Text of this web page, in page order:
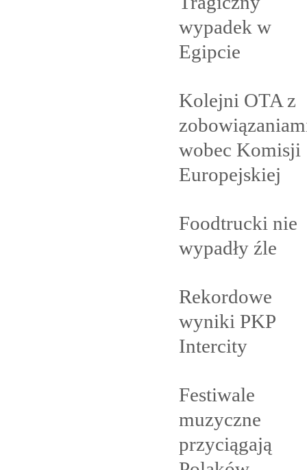
wypadek w
Egipcie
Kolejni OTA z
wobec Komisji
Europejskiej
Foodtrucki nie
wypadły źle
Rekordowe
wyniki PKP
Intercity
Festiwale
muzyczne
przyciągają